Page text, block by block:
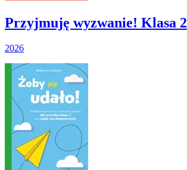
Przyjmuję wyzwanie! Klasa 2
2026